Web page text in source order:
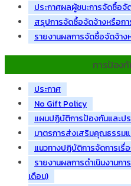
ประกาศผลผู้ชนะการจัดซื้อจั
สรุปการจัดซื้อจัดจ้างหรือก
รายงานผลการจัดซื้อจัดจ้า
การป้อง
ประกาศ
No Gift Policy
แผนปฏิบัติการป้องกันและป
มาตรการส่งเสริมคุณธรรมแ
แนวทางปฏิบัติการจัดการเรื่
รายงานผลการดำเนินงานก
เดือน)